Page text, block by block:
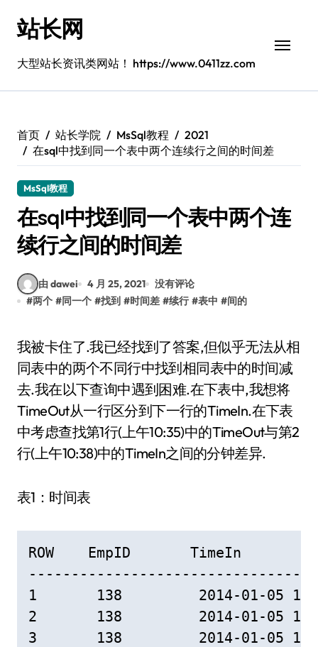
站长网
大型站长资讯类网站！ https://www.0411zz.com
首页 站长学院 MsSql教程
2021
在sql中找到同一个表中两个连续行之间的时间差
MsSql教程
在sql中找到同一个表中两个连
续行之间的时间差
由 dawei 4 月 25, 2021
没有评论
#两个 #同一个 #找到 #时间差 #续行 #表中 #间的
我被卡住了.我已经找到了答案,但似乎无法从相
同表中的两个不同行中找到相同表中的时间减
去.我在以下查询中遇到困难.在下表中,我想将
TimeOut从一行区分到下一行的TimeIn.在下表
中考虑查找第1行(上午10:35)中的TimeOut与第2
行(上午10:38)中的TimeIn之间的分钟差异.
表1：时间表
ROW    EmpID       TimeIn
1       138         2014-01-05
2       138         2014-01-05
3       138         2014-01-05